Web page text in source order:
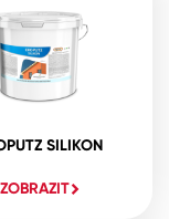
SILIKON
ZOBRAZIT